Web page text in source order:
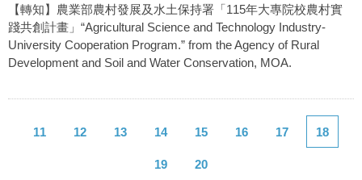
【轉知】農業部農村發展及水土保持署「115年大專院校農村實
踐共創計畫」“Agricultural Science and Technology Industry-
University Cooperation Program.” from the Agency of Rural
Development and Soil and Water Conservation, MOA.
11 12 13 14 15 16 17 18
19 20